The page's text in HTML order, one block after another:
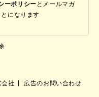
ーポリシー と メールマガ
になります
会社
広告のお問い合わせ